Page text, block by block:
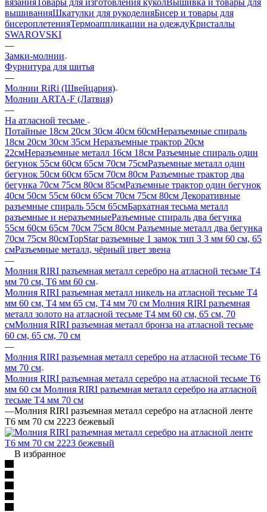
вышиванияШкатулки для рукоделияБисер и товары для
бисероплетенияТермоаппликации на одеждуКристаллы
SWAROVSKI
—
Замки-молнии
Фурнитура для шитья
—
Молнии RiRi (Швейцария)
Молнии ARTA-F (Латвия)
—
На атласной тесьме
Потайные 18см 20см 30см 40см 60смНеразъемные спираль
18см 20см 30см 35см Неразъемные трактор 20см
22смНеразъемные металл 16см 18см Разъемные спираль один
бегунок 55см 60см 65см 70см 75смРазъемные металл один
бегунок 50см 60см 65см 70см 80см Разъемные трактор два
бегунка 70см 75см 80см 85смРазъемные трактор один бегунок
40см 50см 55см 60см 65см 70см 75см 80см Декоративные
разъемные спираль 55см 65смБархатная тесьма металл
разъемные и неразъемныеРазъемные спираль два бегунка
55см 60см 65см 70см 75см 80см Разъемные металл два бегунка
70см 75см 80смTopStar разъемные 1 замок тип 3 3 мм 60 см, 65
смРазъемные металл, чёрный цвет звена
—
Молния RIRI разъемная металл серебро на атласной тесьме Т4
мм 70 см, T6 мм 60 см
Молния RIRI разъемная металл никель на атласной тесьме Т4
мм 60 см, T4 мм 65 см, T4 мм 70 см Молния RIRI разъемная
металл золото на атласной тесьме T4 мм 60 см, 65 см, 70
смМолния RIRI разъемная металл бронза на атласной тесьме
60 см, 65 см, 70 см
—
Молния RIRI разъемная металл серебро на атласной тесьме Т6
мм 70 см
Молния RIRI разъемная металл серебро на атласной тесьме Т6
мм 60 см Молния RIRI разъемная металл серебро на атласной
тесьме Т4 мм 70 см
—Молния RIRI разъемная металл серебро на атласной ленте
Т6 мм 70 см 2223 бежевый
В избранное